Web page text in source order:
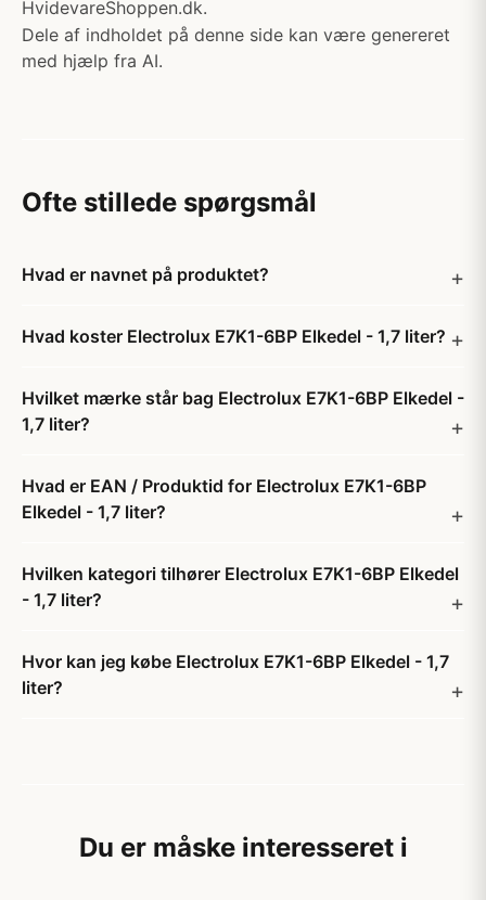
HvidevareShoppen.dk.
Dele af indholdet på denne side kan være genereret
med hjælp fra AI.
Ofte stillede spørgsmål
Hvad er navnet på produktet?
Hvad koster Electrolux E7K1-6BP Elkedel - 1,7 liter?
Hvilket mærke står bag Electrolux E7K1-6BP Elkedel -
1,7 liter?
Hvad er EAN / Produktid for Electrolux E7K1-6BP
Elkedel - 1,7 liter?
Hvilken kategori tilhører Electrolux E7K1-6BP Elkedel
- 1,7 liter?
Hvor kan jeg købe Electrolux E7K1-6BP Elkedel - 1,7
liter?
Du er måske interesseret i